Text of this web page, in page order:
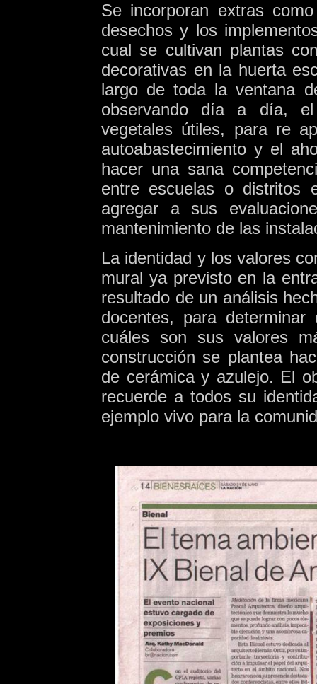
Se incorporan extras
desechos y los
cual se cultivan plantas
decorativas en la huerta
largo de toda la ventana
observando día a día,
vegetales útiles, para re
autoabastecimiento y el
hacer una sana
entre escuelas o distritos
agregar a sus
mantenimiento de las
La identidad y los valores
mural ya previsto en la
resultado de un análisis
docentes, para
cuáles son sus valores
construcción se plantea
de cerámica y azulejo. El
recuerde a todos su
ejemplo vivo para la